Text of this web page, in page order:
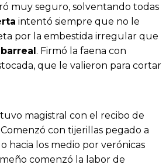
muy seguro, solventando todas
intentó siempre que no le
por la embestida irregular que
. Firmó la faena con
que le valieron para cortar
magistral con el recibo de
con tijerillas pegado a
hacia los medio por verónicas
comenzó la labor de